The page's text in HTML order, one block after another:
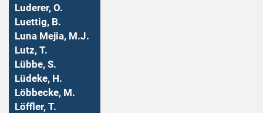
Luderer, O.
Luettig, B.
Luna Mejia, M.J.
Lutz, T.
Lübbe, S.
Lüdeke, H.
Löbbecke, M.
Löffler, T.